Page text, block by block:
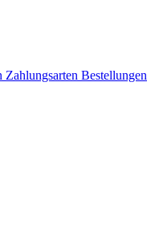
Zahlungsarten Bestellungen